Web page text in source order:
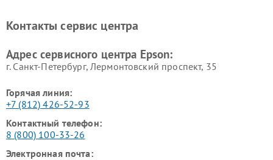
Контакты сервис центра
Адрес сервисного центра Epson:
г. Санкт-Петербург, Лермонтовский проспект, 35
Горячая линия:
+7 (812) 426-52-93
Контактный телефон:
8 (800) 100-33-26
Электронная почта: